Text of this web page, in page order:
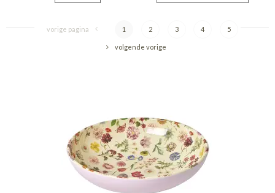
vorige pagina 1 2 3 4 5
volgende vorige